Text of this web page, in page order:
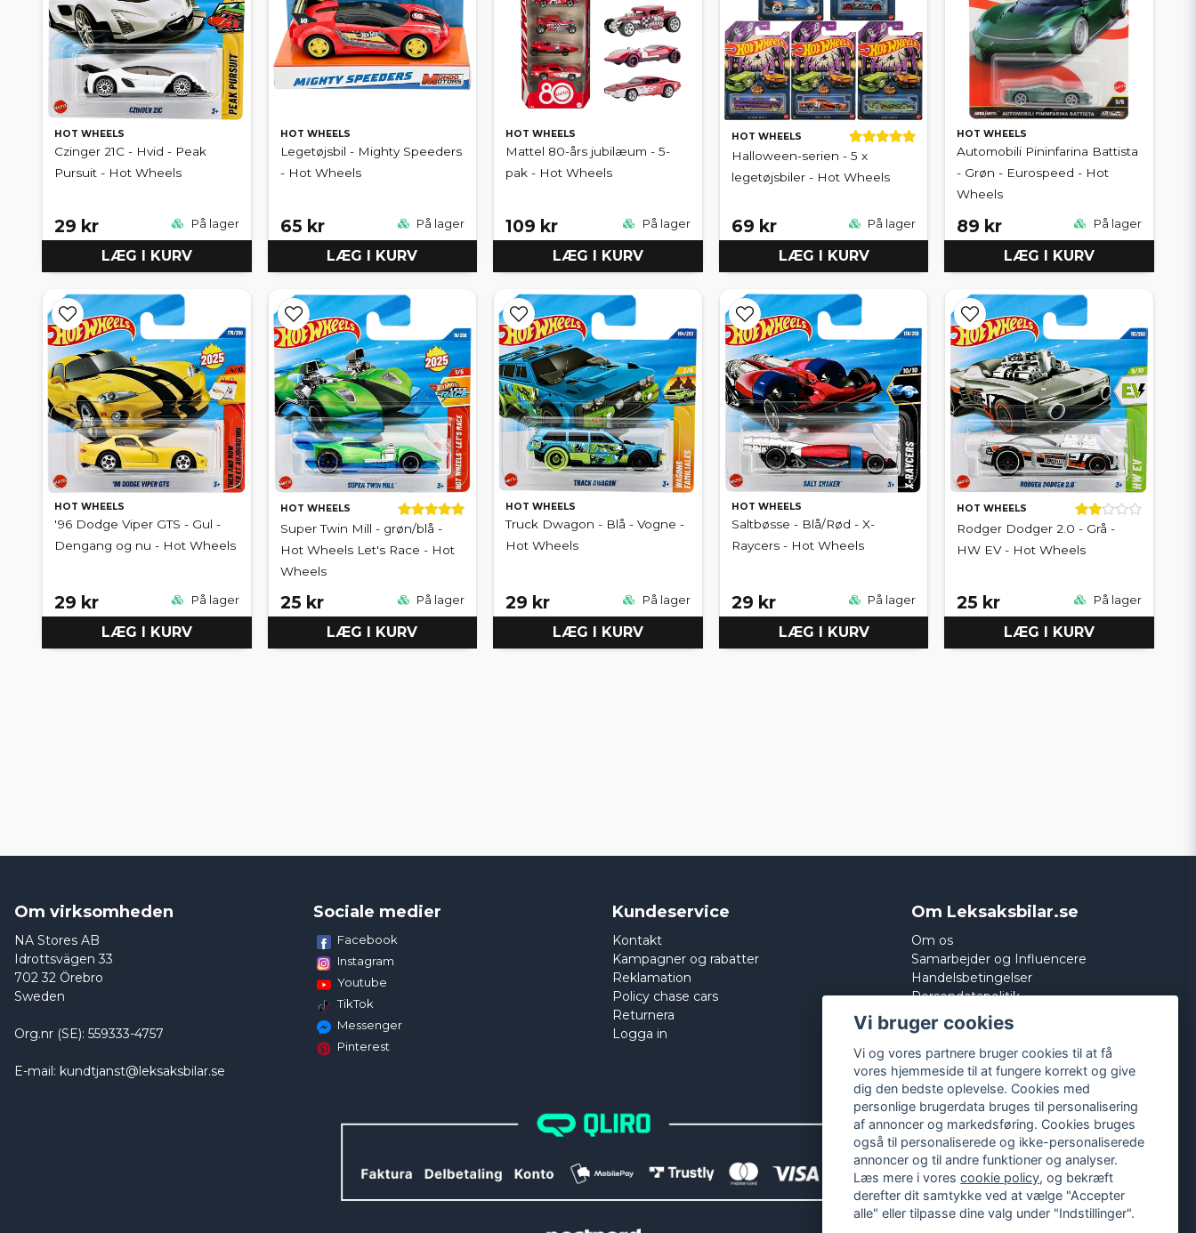
HOT WHEELS
Czinger 21C - Hvid - Peak
Pursuit - Hot Wheels
29 kr På lager
LÆG I KURV
HOT WHEELS
Legetøjsbil - Mighty Speeders
- Hot Wheels
65 kr På lager
LÆG I KURV
HOT WHEELS
Mattel 80-års jubilæum - 5-
pak - Hot Wheels
109 kr På lager
LÆG I KURV
HOT WHEELS
Halloween-serien - 5 x
legetøjsbiler - Hot Wheels
69 kr På lager
LÆG I KURV
HOT WHEELS
Automobili Pininfarina Battista
- Grøn - Eurospeed - Hot
Wheels
89 kr På lager
LÆG I KURV
HOT WHEELS
'96 Dodge Viper GTS - Gul -
Dengang og nu - Hot Wheels
29 kr På lager
LÆG I KURV
HOT WHEELS
Super Twin Mill - grøn/blå -
Hot Wheels Let's Race - Hot
Wheels
25 kr På lager
LÆG I KURV
HOT WHEELS
Truck Dwagon - Blå - Vogne -
Hot Wheels
29 kr På lager
LÆG I KURV
HOT WHEELS
Saltbøsse - Blå/Rød - X-
Raycers - Hot Wheels
29 kr På lager
LÆG I KURV
HOT WHEELS
Rodger Dodger 2.0 - Grå -
HW EV - Hot Wheels
25 kr På lager
LÆG I KURV
Om virksomheden
NA Stores AB
Idrottsvägen 33
702 32 Örebro
Sweden
Org.nr (SE): 559333-4757
E-mail: kundtjanst@leksaksbilar.se
Sociale medier
Facebook
Instagram
Youtube
TikTok
Messenger
Pinterest
Kundeservice
Kontakt
Kampagner og rabatter
Reklamation
Policy chase cars
Returnera
Logga in
Om Leksaksbilar.se
Om os
Samarbejder og Influencere
Handelsbetingelser
Persondatapolitik
Cookies
Vi bruger cookies
Vi og vores partnere bruger cookies til at få
vores hjemmeside til at fungere korrekt og give
dig den bedste oplevelse. Cookies med
personlige brugerdata bruges til personalisering
af annoncer og markedsføring. Cookies bruges
også til personaliserede og ikke-personaliserede
annoncer og til andre funktioner og analyser.
Læs mere i vorescookie policy, og bekræft
derefter dit samtykke ved at vælge "Accepter
alle" eller tilpasse dine valg under "Indstillinger".